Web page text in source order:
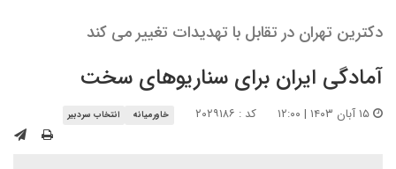
دکترین تهران در تقابل با تهدیدات تغییر می کند
آمادگی ایران برای سناریوهای سخت
کد : ۲۰۲۹۱۸۶ خاورمیانه انتخاب سردبیر